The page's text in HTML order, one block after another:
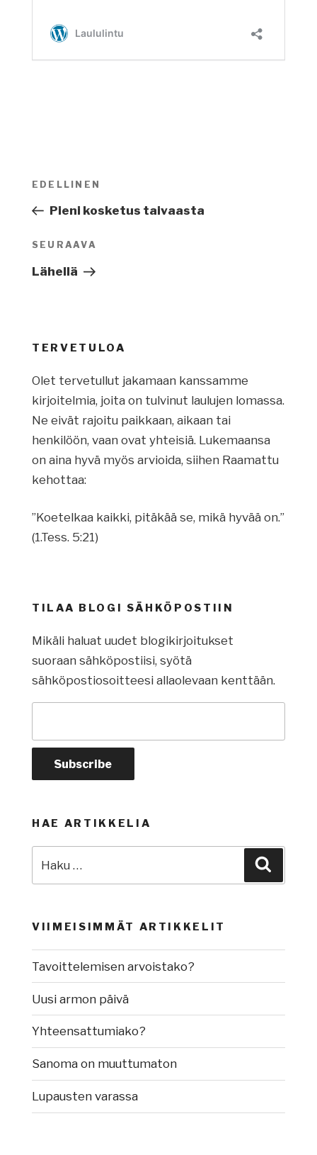
Artikkelien
Edellinen
artikkeli
EDELLINEN
Pieni kosketus taivaasta
Seuraava
artikkeli
SEURAAVA
Lähellä
TERVETULOA
Olet tervetullut jakamaan kanssamme
kirjoitelmia, joita on tulvinut laulujen lomassa.
Ne eivät rajoitu paikkaan, aikaan tai
henkilöön, vaan ovat yhteisiä. Lukemaansa
on aina hyvä myös arvioida, siihen Raamattu
kehottaa:
”Koetelkaa kaikki, pitäkää se, mikä hyvää on.”
(1.Tess. 5:21)
TILAA BLOGI SÄHKÖPOSTIIN
Mikäli haluat uudet blogikirjoitukset
suoraan sähköpostiisi, syötä
sähköpostiosoitteesi allaolevaan kenttään.
HAE ARTIKKELIA
VIIMEISIMMÄT ARTIKKELIT
Tavoittelemisen arvoistako?
Uusi armon päivä
Yhteensattumiako?
Sanoma on muuttumaton
Lupausten varassa